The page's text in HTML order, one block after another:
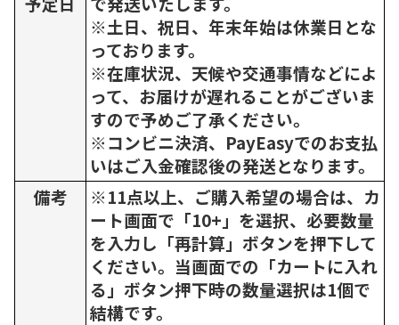
※土日、祝日、年末年始は休業日とな
っております。
※在庫状況、天候や交通事情などによ
って、お届けが遅れることがございま
すので予めご了承ください。
※コンビニ決済、PayEasyでのお支払
いはご入金確認後の発送となります。
備考
※11点以上、ご購入希望の場合は、カ
ート画面で「10+」を選択、必要数量
を入力し「再計算」ボタンを押下して
ください。当画面での「カートに入れ
る」ボタン押下時の数量選択は1個で
結構です。